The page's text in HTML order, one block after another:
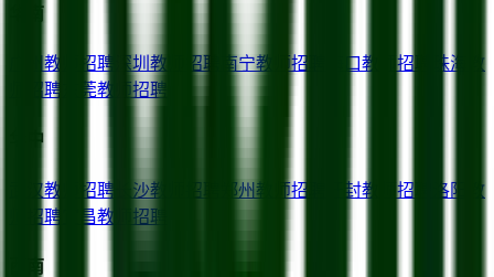
华南
教师招聘 深圳 教师招聘 南宁教师招聘 海口教师招聘 珠海
教
师招聘
东莞教师招聘
华中
武汉教师招聘 长沙教师招聘 郑州教师招聘 开封教师招聘 洛阳
教
师招聘
宜昌教师招聘
西南